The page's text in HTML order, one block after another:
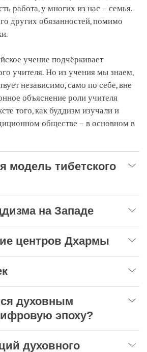
работа, у многих из нас – семья.
других обязанностей, помимо
учение подчёркивает
учителя. Но из учения мы знаем,
независимо, само по себе, вне
объяснение роли учителя
того, как буддизм изучали и
обществе – в основном в
модель тибетского
на Западе
центров Дхармы
духовным
эпоху?
духовного